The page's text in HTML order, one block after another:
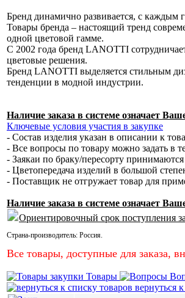
Бренд динамично развивается, с каждым
Товары бренда – настоящий тренд
одной цветовой гамме.
С 2002 года бренд LANOTTI
цветовые решения.
Бренд LANOTTI выделяется стильным
тенденции в модной индустрии.
Наличие заказа в системе означает
Ключевые условия участия в закупке
- Состав изделия указан в описании к
- Все вопросы по товару можно задать в
- Заякаи по браку/пересорту
- Цветопередача изделий в большой
- Поставщик не отгружает товар для
Наличие заказа в системе означает
Ориентировочный срок поступления
Страна-производитель: Россия.
Все товары, доступные для заказа,
Товары
вернуться